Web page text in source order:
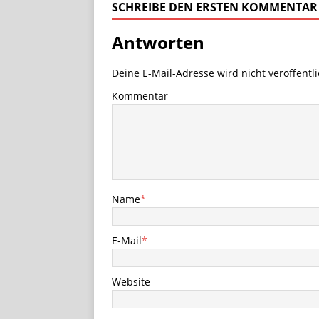
SCHREIBE DEN ERSTEN KOMMENTAR
Antworten
Deine E-Mail-Adresse wird nicht
Kommentar
Name*
E-Mail*
Website